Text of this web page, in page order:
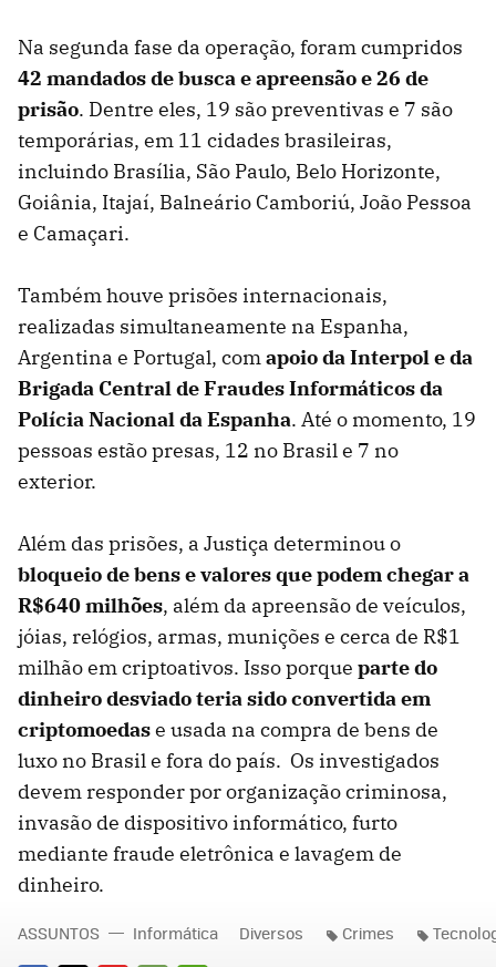
Na segunda fase da operação, foram cumpridos
42 mandados de busca e apreensão e 26 de
prisão. Dentre eles, 19 são preventivas e 7 são
temporárias, em 11 cidades brasileiras,
incluindo Brasília, São Paulo, Belo Horizonte,
Goiânia, Itajaí, Balneário Camboriú, João Pessoa
e Camaçari.
Também houve prisões internacionais,
realizadas simultaneamente na Espanha,
Argentina e Portugal, comapoio da Interpol e da
Brigada Central de Fraudes Informáticos da
Polícia Nacional da Espanha. Até o momento, 19
pessoas estão presas, 12 no Brasil e 7 no
exterior.
Além das prisões, a Justiça determinou o
bloqueio de bens e valores que podem chegar a
R$640 milhões, além da apreensão de veículos,
jóias, relógios, armas, munições e cerca de R$1
milhão em criptoativos. Isso porque parte do
dinheiro desviado teria sido convertida em
criptomoedase usada na compra de bens de
luxo no Brasil e fora do país. Os investigados
devem responder por organização criminosa,
invasão de dispositivo informático, furto
mediante fraude eletrônica e lavagem de
dinheiro.
ASSUNTOS Informática Diversos Crimes